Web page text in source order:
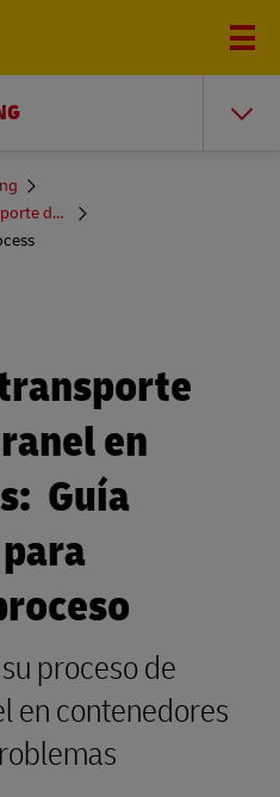
Centro Educativo sobre el Transporte de Mercancías
en
Guía
proceso de
en contenedores